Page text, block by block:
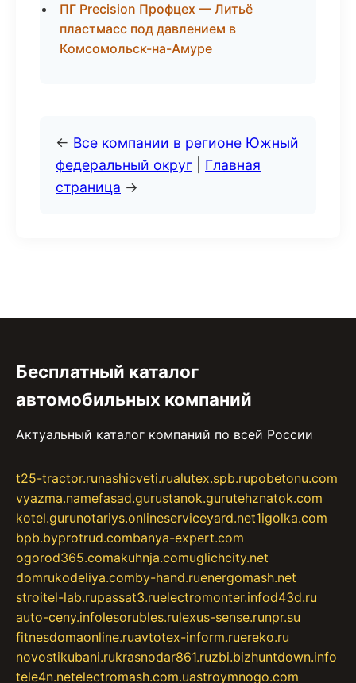
ПГ Precision Профцех — Литьё
пластмасс под давлением в
Комсомольск-на-Амуре
← Все компании в регионе Южный
федеральный округ
Главная
страница →
Бесплатный каталог
автомобильных компаний
Актуальный каталог компаний по всей России
t25-tractor.runashicveti.rualutex.spb.rupobetonu.com
vyazma.namefasad.gurustanok.gurutehznatok.com
kotel.gurunotariys.onlineserviceyard.net1igolka.com
bpb.byprotrud.combanya-expert.com
ogorod365.comakuhnja.comuglichcity.net
domrukodeliya.comby-hand.ruenergomash.net
stroitel-lab.rupassat3.ruelectromonter.infod43d.ru
auto-ceny.infolesorubles.rulexus-sense.runpr.su
fitnesdomaonline.ruavtotex-inform.ruereko.ru
novostikubani.rukrasnodar861.ruzbi.bizhuntdown.info
tele4n.netelectromash.com.uastroymnogo.com